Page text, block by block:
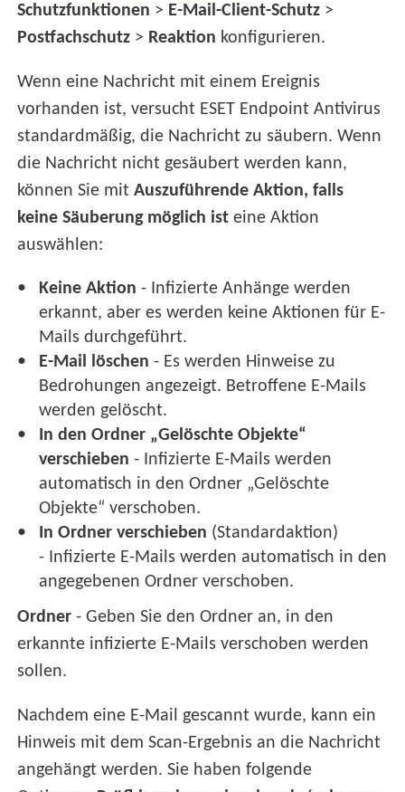
Schutzfunktionen > E-Mail-Client-Schutz >
Postfachschutz > Reaktion konfigurieren.
Wenn eine Nachricht mit einem Ereignis
vorhanden ist, versucht ESET Endpoint Antivirus
standardmäßig, die Nachricht zu säubern. Wenn
die Nachricht nicht gesäubert werden kann,
können Sie mitAuszuführende Aktion, falls
keine Säuberung möglich ist eine Aktion
auswählen:
Keine Aktion - Infizierte Anhänge werden
erkannt, aber es werden keine Aktionen für E-
Mails durchgeführt.
E-Mail löschen - Es werden Hinweise zu
Bedrohungen angezeigt. Betroffene E-Mails
werden gelöscht.
In den Ordner „Gelöschte Objekte“
verschieben - Infizierte E-Mails werden
automatisch in den Ordner „Gelöschte
Objekte“ verschoben.
In Ordner verschieben (Standardaktion)
- Infizierte E-Mails werden automatisch in den
angegebenen Ordner verschoben.
Ordner - Geben Sie den Ordner an, in den
erkannte infizierte E-Mails verschoben werden
sollen.
Nachdem eine E-Mail gescannt wurde, kann ein
Hinweis mit dem Scan-Ergebnis an die Nachricht
angehängt werden. Sie haben folgende